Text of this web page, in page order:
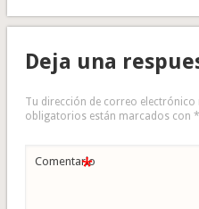
Deja una
Tu dirección de correo electrónico
obligatorios están marcados con *
Comentario
*